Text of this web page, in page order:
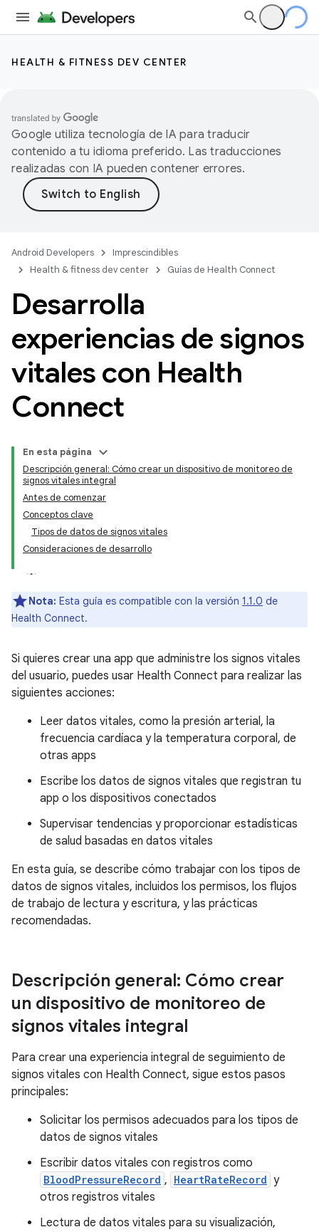
HEALTH & FITNESS DEV CENTER
Google utiliza tecnología de IA para traducir
contenido a tu idioma preferido. Las traducciones
realizadas con IA pueden contener errores.
Android Developers
Imprescindibles
Health & fitness dev center
Guías de Health Connect
Desarrolla
experiencias de signos
vitales con Health
Connect
En esta página
Descripción general: Cómo crear un dispositivo de monitoreo de
signos vitales integral
Antes de comenzar
Conceptos clave
Tipos de datos de signos vitales
Consideraciones de desarrollo
Nota: Esta guía es compatible con la versión 1.1.0 de
Health Connect.
Si quieres crear una app que administre los signos vitales
del usuario, puedes usar Health Connect para realizar las
siguientes acciones:
Leer datos vitales, como la presión arterial, la
frecuencia cardíaca y la temperatura corporal, de
otras apps
Escribe los datos de signos vitales que registran tu
app o los dispositivos conectados
Supervisar tendencias y proporcionar estadísticas
de salud basadas en datos vitales
En esta guía, se describe cómo trabajar con los tipos de
datos de signos vitales, incluidos los permisos, los flujos
de trabajo de lectura y escritura, y las prácticas
recomendadas.
Descripción general: Cómo crear
un dispositivo de monitoreo de
signos vitales integral
Para crear una experiencia integral de seguimiento de
signos vitales con Health Connect, sigue estos pasos
principales:
Solicitar los permisos adecuados para los tipos de
datos de signos vitales
Escribir datos vitales con registros como
BloodPressureRecord , HeartRateRecord y
otros registros vitales
Lectura de datos vitales para su visualización,